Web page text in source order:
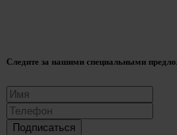
Следите за нашими специальными
Подписаться